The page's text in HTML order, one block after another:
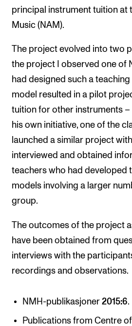
principal instrument tuition at
Music (NAM).
The project evolved into two
the project I observed one of
had designed such a
model resulted in a pilot
tuition for other instruments
his own initiative, one of the
launched a similar project
interviewed and obtained
teachers who had developed
models involving a larger
group.
The outcomes of the project
have been obtained from
interviews with the
recordings and observations.
NMH-publikasjoner2015:6.
Publications from Centre